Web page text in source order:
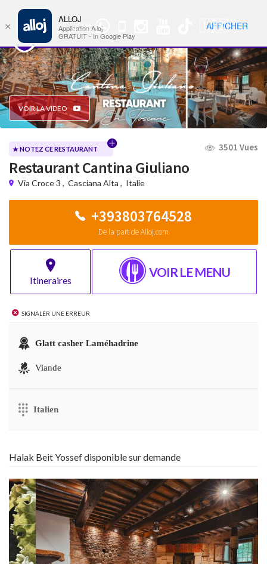
Groupe
WhatsApp
🇺🇸 Nav
VOIR LA VIDEO
★ NOTEZ CE RESTAURANT 3501 Vues
Restaurant Cantina Giuliano
Via Croce 3 , Casciana Alta , Italie
+393803764528
De la part de Alloj.com
Itineraires
VOIR LE MENU
Signaler une erreur
Glatt casher Laméhadrine
Viande
Italien
Halak Beit Yossef disponible sur demande
×
ALLOJ
Application Alloj
GRATUIT - In Google Play
AFFICHER